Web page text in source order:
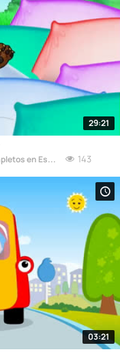
29:21
Dora La Exploradora | Capítulos Completos en Español 143
03:21